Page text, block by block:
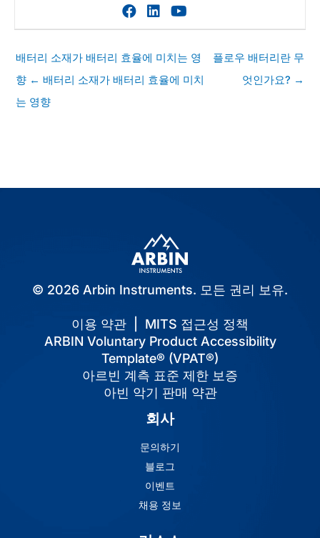
작가의 facebook 프로필 방
작가의 linkedin 프로필
게
물
탐
배터리 소재가 배터리 효율에 미치는 영
향 ← 배터리 소재가 배터리 효율에 미치
는 영향
플로우 배터리란 무
엇인가요? →
© 2026 Arbin Instruments. 모든 권리 보유.
이용 약관
MITS 접근성 정책
ARBIN Voluntary Product Accessibility
Template® (VPAT®)
아르빈 계측 표준 제한 보증
아빈 악기 판매 약관
회사
문의하기
블로그
이벤트
채용 정보